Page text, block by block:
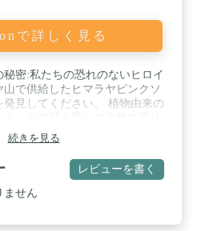
で詳しく見る
秘密:私たちの恐れのないヒロイ
山で供給したヒマラヤピンクソ
発見してください。 植物由来の
輝く肌のためのピンクパワー:
トデイリースクラブ&ボディウ
ンクパワーを活用して、他の人
体験してください。 2 倍の輝
なめらかな肌をご体験くださ
続きを見る
レビューを書く
ません